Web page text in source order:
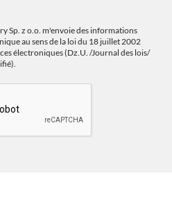
Sp. z o.o. m'envoie des informations
au sens de la loi du 18 juillet 2002
électroniques (Dz.U. /Journal des lois/